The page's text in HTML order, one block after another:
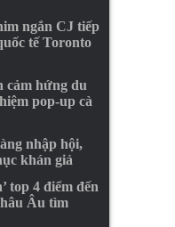
ngắn CJ tiếp
tế Toronto
cảm hứng du
pop-up cà
nhập hội,
khán giả
top 4 điểm đến
Âu tìm